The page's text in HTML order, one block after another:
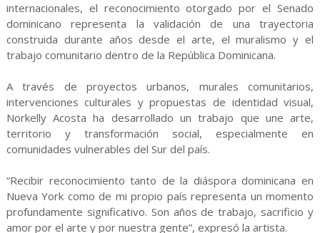
internacionales, el reconocimiento otorgado por el Senado
dominicano representa la validación de una trayectoria
construida durante años desde el arte, el muralismo y el
trabajo comunitario dentro de la República Dominicana.
A través de proyectos urbanos, murales comunitarios,
intervenciones culturales y propuestas de identidad visual,
Norkelly Acosta ha desarrollado un trabajo que une arte,
territorio y transformación social, especialmente en
comunidades vulnerables del Sur del país.
“Recibir reconocimiento tanto de la diáspora dominicana en
Nueva York como de mi propio país representa un momento
profundamente significativo. Son años de trabajo, sacrificio y
amor por el arte y por nuestra gente”, expresó la artista.